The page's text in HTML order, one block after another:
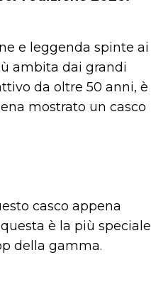
e leggenda spinte ai
ambita dai grandi
da oltre 50 anni, è
mostrato un casco
casco appena
è la più speciale
della gamma.